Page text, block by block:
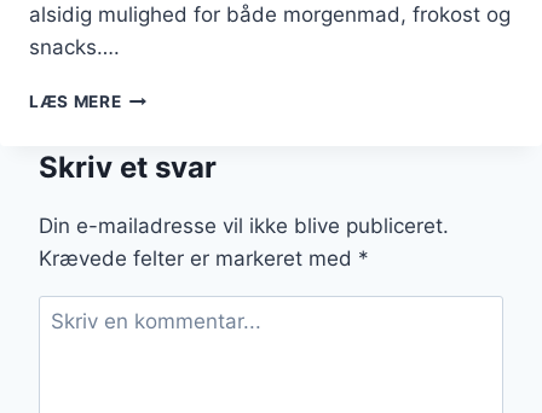
alsidig mulighed for både morgenmad, frokost og
snacks….
LÆS MEREGULERODSBOLLER
DANSK:
BAGNING
Skriv et svar
Din e-mailadresse vil ikke blive publiceret.
Krævede felter er markeret med *